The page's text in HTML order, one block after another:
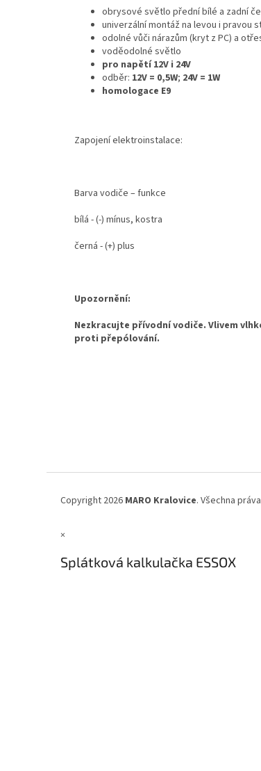
obrysové světlo přední bílé a zadní
univerzální montáž na levou i pravou
odolné vůči nárazům (kryt z PC) a
voděodolné světlo
pro napětí 12V i 24V
odběr: 12V = 0,5W; 24V = 1W
homologace E9
Zapojení elektroinstalace:
Barva vodiče – funkce
bílá - (-) mínus, kostra
černá - (+) plus
Upozornění:
Nezkracujte přívodní vodiče. Vlivem
proti přepólování.
Copyright 2026 MARO Kralovice. Všechna
×
Splátková kalkulačka ESSOX